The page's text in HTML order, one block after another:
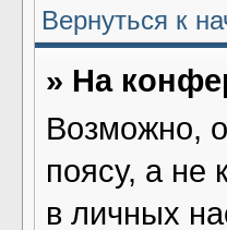
Вернуться к
» На
Возможно,
поясу, а не
в личных